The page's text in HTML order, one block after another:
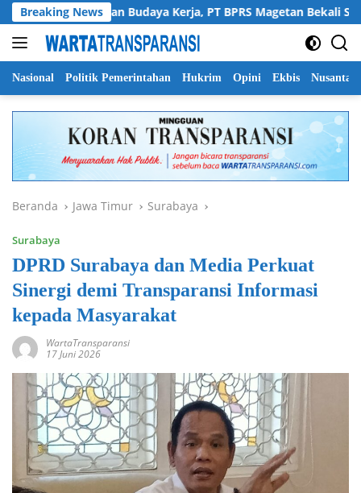
Langsung
ke
konten
Breaking News
SDM dan Budaya Kerja, PT BPRS Magetan Bekali Staf
Nasional Politik Pemerintahan Hukrim Opini Ekbis Nusantara
Beranda Jawa Timur Surabaya
Surabaya
DPRD Surabaya dan Media Perkuat
Sinergi demi Transparansi Informasi
kepada Masyarakat
WartaTransparansi
17 Juni 2026